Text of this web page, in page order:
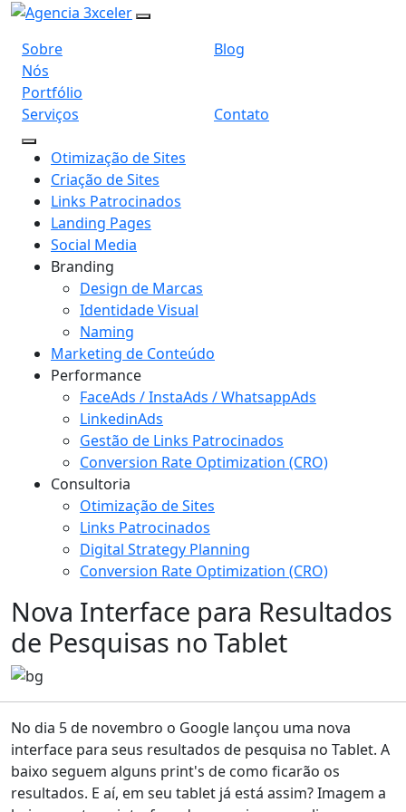
Sobre
Nós
Blog
Portfólio
Serviços
Contato
Otimização de Sites
Criação de Sites
Links Patrocinados
Landing Pages
Social Media
Branding
Design de Marcas
Identidade Visual
Naming
Marketing de Conteúdo
Performance
FaceAds / InstaAds / WhatsappAds
LinkedinAds
Gestão de Links Patrocinados
Conversion Rate Optimization (CRO)
Consultoria
Otimização de Sites
Links Patrocinados
Digital Strategy Planning
Conversion Rate Optimization (CRO)
Nova Interface para Resultados
de Pesquisas no Tablet
No dia 5 de novembro o Google lançou uma nova
interface para seus resultados de pesquisa no Tablet. A
baixo seguem alguns print's de como ficarão os
resultados. E aí, em seu tablet já está assim? Imagem a